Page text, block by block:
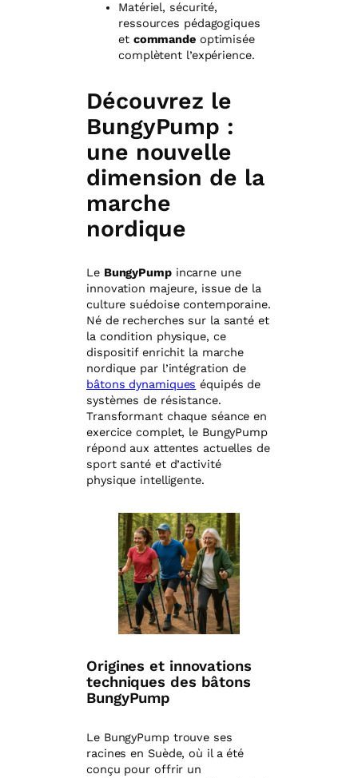
Matériel, sécurité,
ressources pédagogiques
et commandeoptimisée
complètent l’expérience.
Découvrez le
BungyPump :
une nouvelle
dimension de la
marche
nordique
Le BungyPumpincarne une
innovation majeure, issue de la
culture suédoise contemporaine.
Né de recherches sur la santé et
la condition physique, ce
dispositif enrichit la marche
nordique par l’intégration de
bâtons dynamiques équipés de
systèmes de résistance.
Transformant chaque séance en
exercice complet, le BungyPump
répond aux attentes actuelles de
sport santé et d’activité
physique intelligente.
Origines et innovations
techniques des bâtons
BungyPump
Le BungyPump trouve ses
racines en Suède, où il a été
conçu pour offrir un